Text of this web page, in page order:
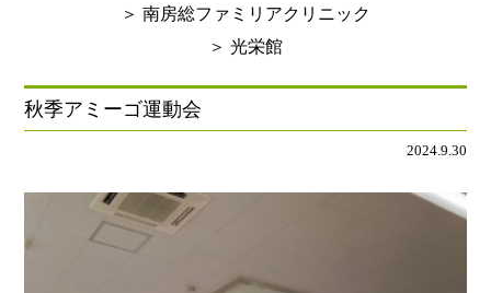
クリニックのご案内
アクセス
リハビリテーション
レクリエーション
光洋会の取組
光洋会グループ
スタッフブログ
採用情報
＞ 南房総ファミリアクリニック
＞ 光栄館
秋季アミーゴ運動会
2024.9.30